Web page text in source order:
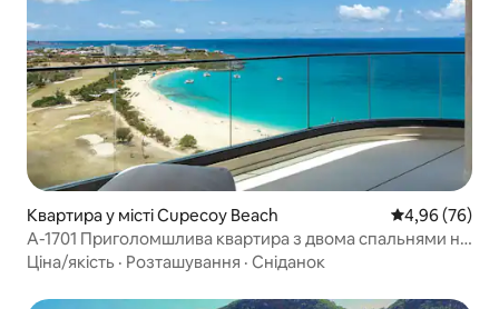
Квартира у місті Cupecoy Beach Середня
4,96 (76)
A-1701 Приголомшлива квартира з двома спальнями на
березі океану
Ціна/якість · Розташування · Сніданок